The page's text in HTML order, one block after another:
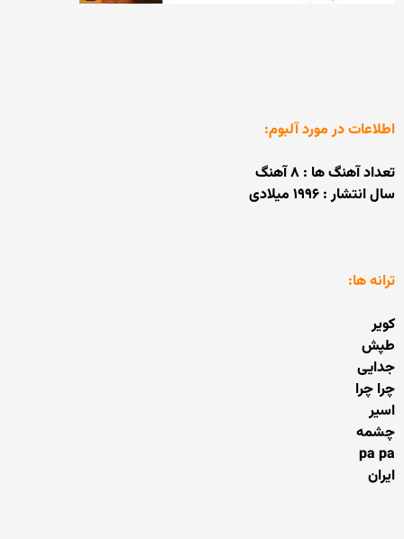
اطلاعات در مورد آلبوم:
تعداد آهنگ ها : ۸ آهنگ
سال انتشار : ۱۹۹۶ میلادی
ترانه ها:
کویر
طپش
جدایی
چرا چرا
اسیر
چشمه
pa pa
ایران